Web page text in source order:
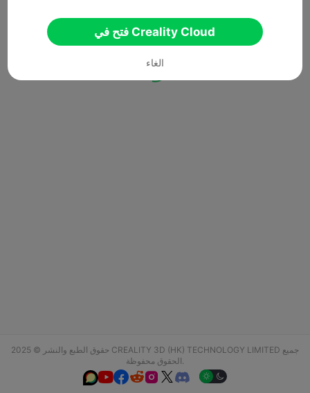
حقوق الطبع والنشر © 2025 CREALITY 3D (HK) TECHNOLOGY LIMITED جميع
الحقوق محفوظة.
  
فتح في Creality Cloud
الغاء